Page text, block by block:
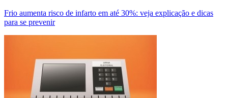
Frio aumenta risco de infarto em até 30%: veja explicação e dicas
para se prevenir